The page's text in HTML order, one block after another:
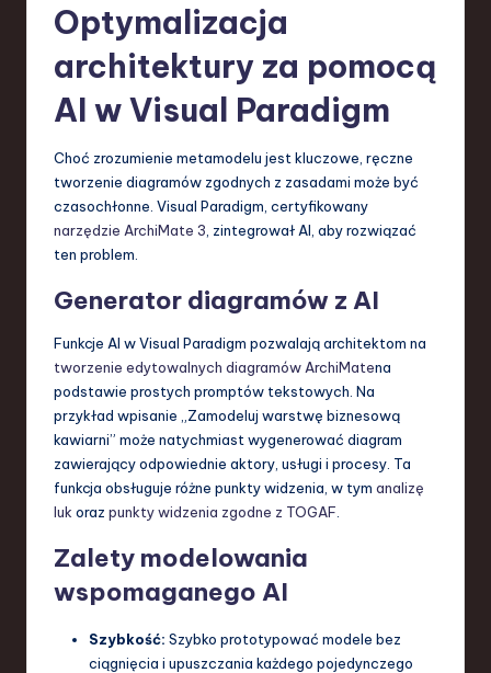
Optymalizacja
architektury za pomocą
AI w Visual Paradigm
Choć zrozumienie metamodelu jest kluczowe, ręczne
tworzenie diagramów zgodnych z zasadami może być
czasochłonne. Visual Paradigm, certyfikowany
narzędzie ArchiMate 3 , zintegrował AI, aby rozwiązać
ten problem.
Generator diagramów z AI
Funkcje AI w Visual Paradigm pozwalają architektom na
tworzenie edytowalnych diagramów ArchiMatena
podstawie prostych promptów tekstowych. Na
przykład wpisanie „Zamodeluj warstwę biznesową
kawiarni” może natychmiast wygenerować diagram
zawierający odpowiednie aktory, usługi i procesy. Ta
funkcja obsługuje różne punkty widzenia, w tym analizę
luk oraz punkty widzenia zgodne z TOGAF
Zalety modelowania
wspomaganego AI
Szybkość: Szybko prototypować modele bez
ciągnięcia i upuszczania każdego pojedynczego